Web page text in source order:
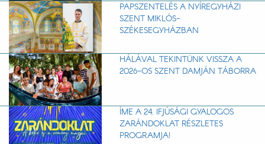
PAPSZENTELÉS A NYÍREGYHÁZI
SZENT MIKLÓS-
SZÉKESEGYHÁZBAN
HÁLÁVAL TEKINTÜNK VISSZA A
2026-OS SZENT DAMJÁN TÁBORRA
ÍME A 24. IFJÚSÁGI GYALOGOS
ZARÁNDOKLAT RÉSZLETES
PROGRAMJA!